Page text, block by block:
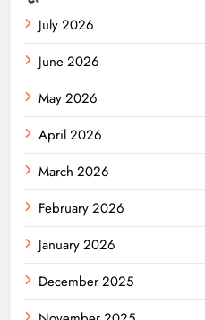
July 2026
June 2026
May 2026
April 2026
March 2026
February 2026
January 2026
December 2025